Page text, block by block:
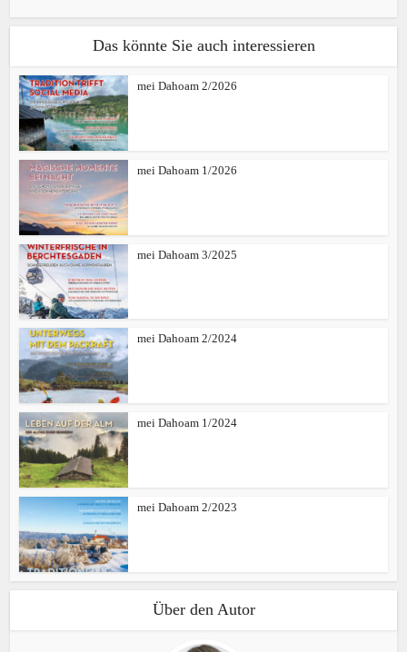
Das könnte Sie auch interessieren
mei Dahoam 2/2026
mei Dahoam 1/2026
mei Dahoam 3/2025
mei Dahoam 2/2024
mei Dahoam 1/2024
mei Dahoam 2/2023
Über den Autor